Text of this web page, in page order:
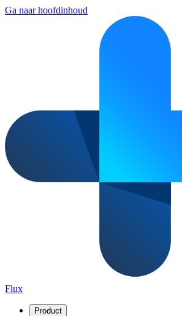
Ga naar hoofdinhoud
Flux
Product